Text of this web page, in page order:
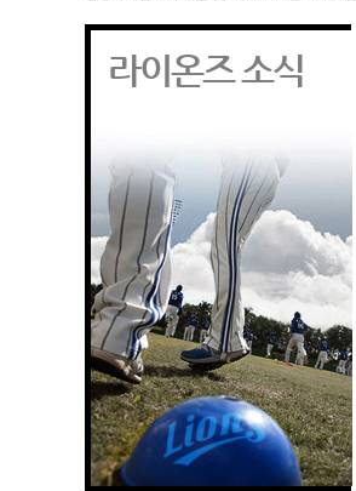
라이온즈 소식